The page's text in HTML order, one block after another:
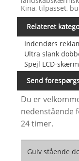
Kina, tilpasset,
Relateret
Indendørs
Ultra slank
Spejl LCD-skærm
Send
Du er
nedenstående
24 timer.